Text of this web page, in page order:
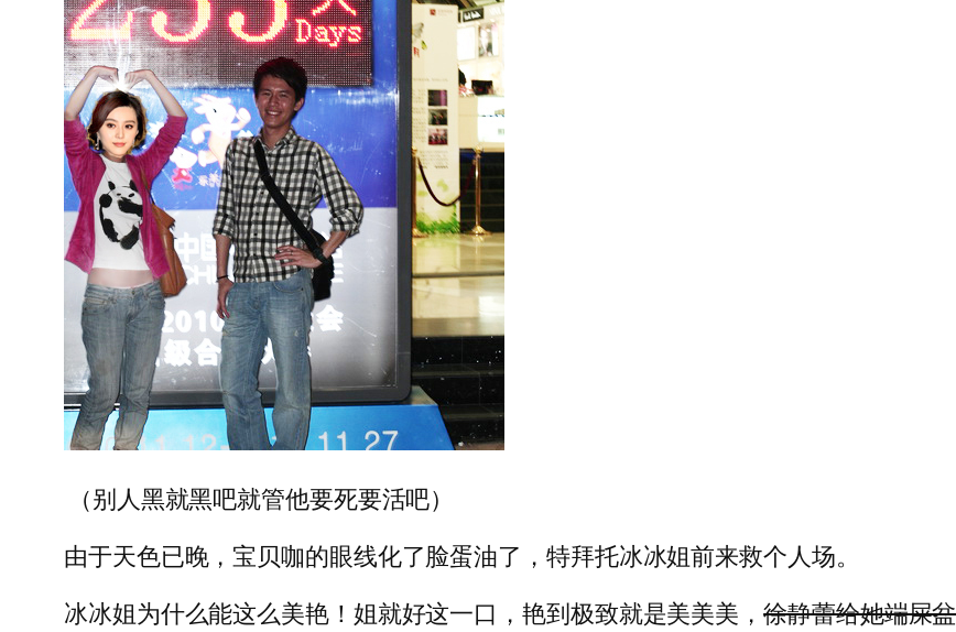
（别人黑就黑吧就管他要死要活吧）
由于天色已晚，宝贝咖的眼线化了脸蛋油了，特拜托冰冰姐前来救个人场。
冰冰姐为什么能这么美艳！姐就好这一口，艳到极致就是美美美，徐静蕾给她端屎